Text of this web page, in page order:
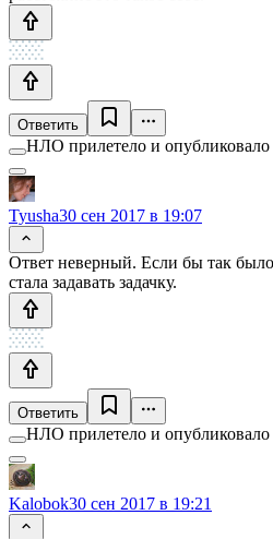
Ответить
НЛО прилетело и опубликовало
Tyusha30 сен 2017 в 19:07
Ответ неверный. Если бы так
стала задавать задачку.
Ответить
НЛО прилетело и опубликовало
Kalobok30 сен 2017 в 19:21